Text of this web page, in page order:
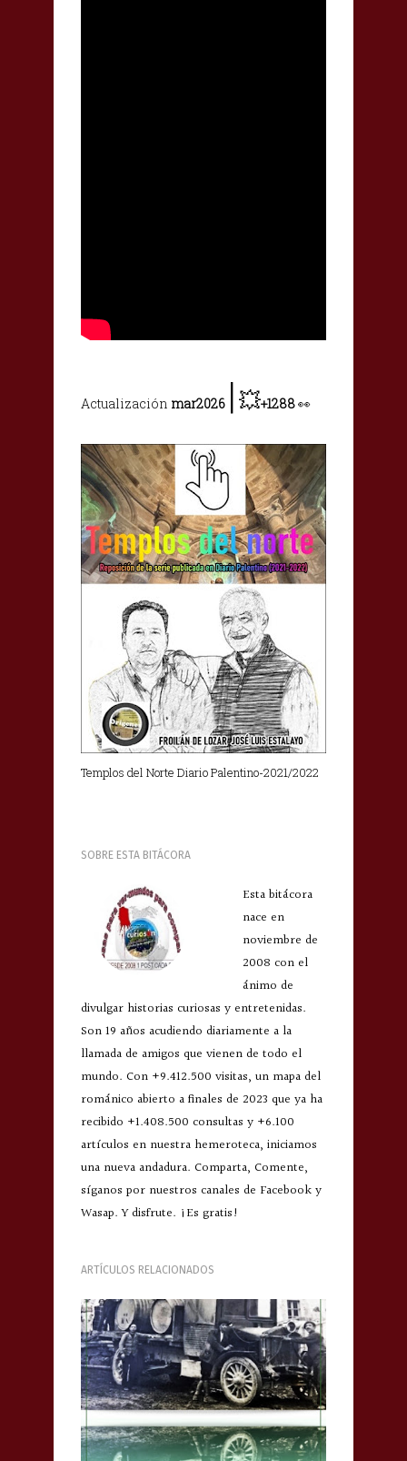
Actualización mar2026 |💥+1288👀
Templos del Norte Diario Palentino-2021/2022
SOBRE ESTA BITÁCORA
Esta bitácora
nace en
noviembre de
2008 con el
ánimo de
divulgar historias curiosas y entretenidas.
Son 19 años acudiendo diariamente a la
llamada de amigos que vienen de todo el
mundo. Con +9.412.500 visitas, un mapa del
románico abierto a finales de 2023 que ya ha
recibido +1.408.500 consultas y +6.100
artículos en nuestra hemeroteca, iniciamos
una nueva andadura. Comparta, Comente,
síganos por nuestros canales de Facebook y
Wasap. Y disfrute. ¡Es gratis!
ARTÍCULOS RELACIONADOS